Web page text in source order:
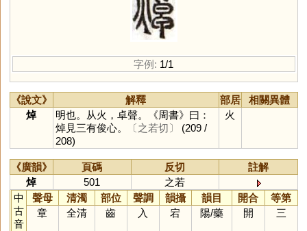
字例: 1/1
《說文》 解釋 部居
相關異體
焯
明也。从火，卓聲。《周書》曰：
焯見三有俊心。
〔之若切〕
(209 /
208)
火
《廣韻》 頁碼 反切
註解
焯
501
之若
中
古
音
聲母 清濁 部位 聲調 韻攝 韻目 開合
等第
章
全清 齒 入 宕 陽/藥 開 三